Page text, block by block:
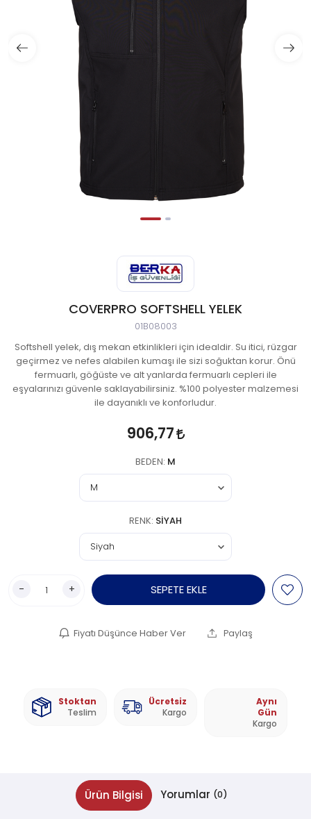
COVERPRO SOFTSHELL YELEK
01B08003
Softshell yelek, dış mekan etkinlikleri için idealdir. Su itici, rüzgar
geçirmez ve nefes alabilen kumaşı ile sizi soğuktan korur. Önü
fermuarlı, göğüste ve alt yanlarda fermuarlı cepleri ile
eşyalarınızı güvenle saklayabilirsiniz. %100 polyester malzemesi
ile dayanıklı ve konforludur.
906,77
BEDEN: M
RENK: SIYAH
- + SEPETE EKLE
Fiyatı Düşünce Haber Ver Paylaş
Stoktan
Teslim
Ücretsiz
Kargo
Aynı
Gün
Kargo
Ürün Bilgisi Yorumlar (0)